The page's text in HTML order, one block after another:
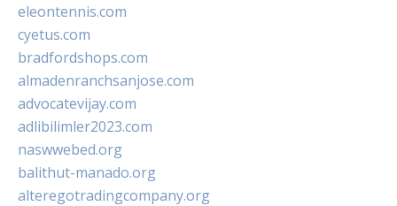
eleontennis.com
cyetus.com
bradfordshops.com
almadenranchsanjose.com
advocatevijay.com
adlibilimler2023.com
naswwebed.org
balithut-manado.org
alteregotradingcompany.org